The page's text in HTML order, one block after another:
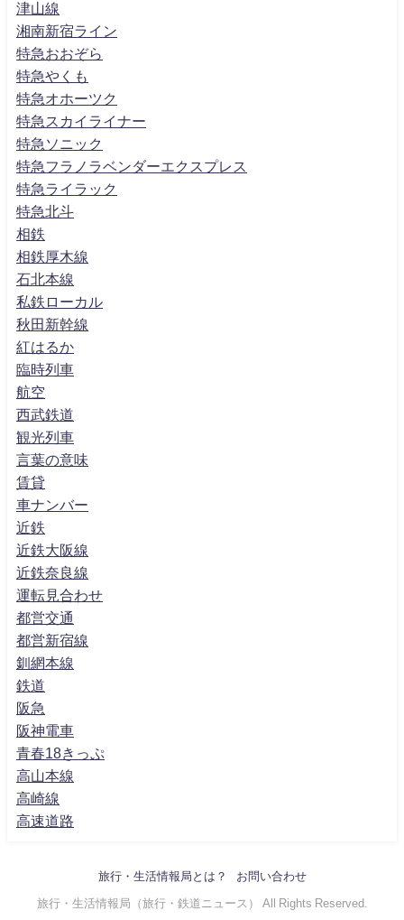
津山線
湘南新宿ライン
特急おおぞら
特急やくも
特急オホーツク
特急スカイライナー
特急ソニック
特急フラノラベンダーエクスプレス
特急ライラック
特急北斗
相鉄
相鉄厚木線
石北本線
私鉄ローカル
秋田新幹線
紅はるか
臨時列車
航空
西武鉄道
観光列車
言葉の意味
賃貸
車ナンバー
近鉄
近鉄大阪線
近鉄奈良線
運転見合わせ
都営交通
都営新宿線
釧網本線
鉄道
阪急
阪神電車
青春18きっぷ
高山本線
高崎線
高速道路
旅行・生活情報局とは？ お問い合わせ
旅行・生活情報局（旅行・鉄道ニュース） All Rights Reserved.